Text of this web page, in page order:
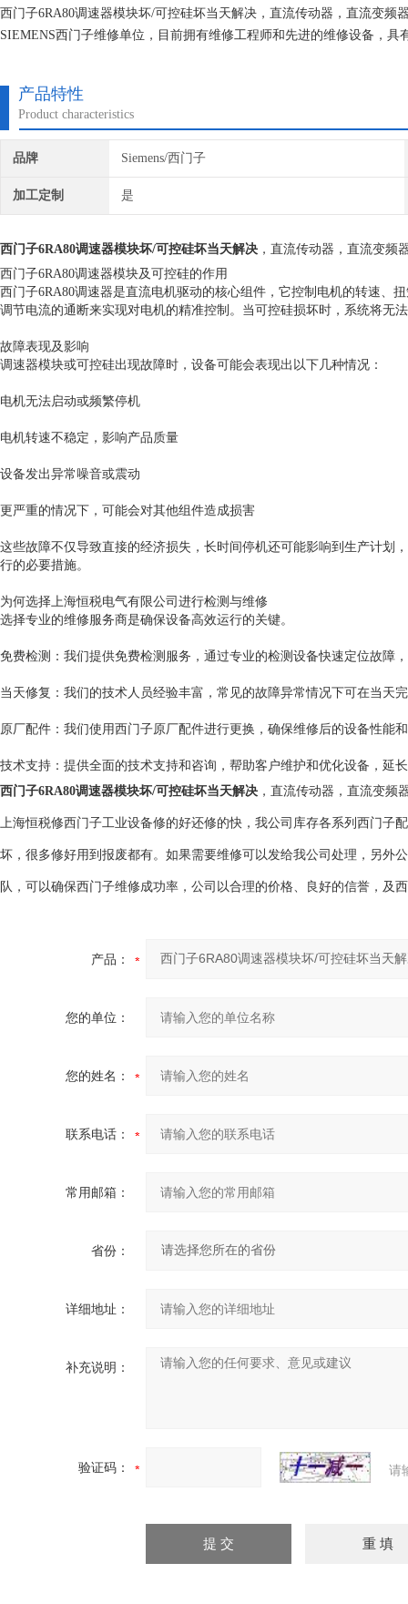
西门子6RA80调速器模块坏/可控硅坏当天解决，直流传动器，直流变
SIEMENS西门子维修单位，目前拥有维修工程师和先进的维修设备，
产品特性
Product characteristics
品牌 Siemens/西门子
加工定制 是
西门子6RA80调速器模块坏/可控硅坏当天解决 ，直流传动器，直流变频
西门子6RA80调速器模块及可控硅的作用
西门子6RA80调速器是直流电机驱动的核心组件，它控制电机的转速、
调节电流的通断来实现对电机的精准控制。当可控硅损坏时，系统将无
故障表现及影响
调速器模块或可控硅出现故障时，设备可能会表现出以下几种情况：
电机无法启动或频繁停机
电机转速不稳定，影响产品质量
设备发出异常噪音或震动
更严重的情况下，可能会对其他组件造成损害
这些故障不仅导致直接的经济损失，长时间停机还可能影响到生产计划
行的必要措施。
为何选择上海恒税电气有限公司进行检测与维修
选择专业的维修服务商是确保设备高效运行的关键。
免费检测：我们提供免费检测服务，通过专业的检测设备快速定位故障
当天修复：我们的技术人员经验丰富，常见的故障异常情况下可在当天
原厂配件：我们使用西门子原厂配件进行更换，确保维修后的设备性能
技术支持：提供全面的技术支持和咨询，帮助客户维护和优化设备，延
西门子6RA80调速器模块坏/可控硅坏当天解决 ，直流传动器，直流变频
上海恒税修西门子工业设备修的好还修的快，我公司库存各系列西门子
坏，很多修好用到报废都有。如果需要维修可以发给我公司处理，另外
队，可以确保西门子维修成功率，公司以合理的价格、良好的信誉，及
产品：
您的单位：
您的姓名：
联系电话：
常用邮箱：
省份：
详细地址：
补充说明：
验证码： 请